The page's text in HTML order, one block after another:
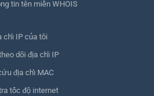
tin tên miền WHOIS
chỉ IP của tôi
dõi địa chỉ IP
địa chỉ MAC
tốc độ internet